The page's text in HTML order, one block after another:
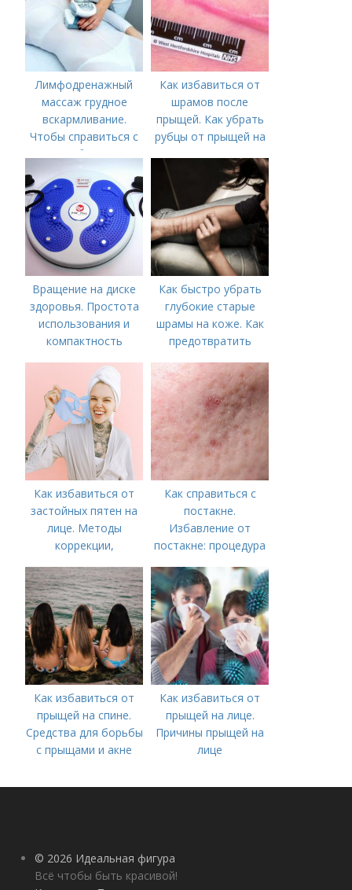
Лимфодренажный
массаж грудное
вскармливание.
Чтобы справиться с
нагрубанием,
необходимо
предпринять
следующие действия:
Как избавиться от
шрамов после
прыщей. Как убрать
рубцы от прыщей на
Вращение на диске
здоровья. Простота
использования и
компактность
Как быстро убрать
глубокие старые
шрамы на коже. Как
предотвратить
Как избавиться от
застойных пятен на
лице. Методы
коррекции,
акне и удаления
рубцов и шрамов
постакне
Как справиться с
постакне.
Избавление от
постакне: процедура
Как избавиться от
прыщей на спине.
Средства для борьбы
с прыщами и акне
Как избавиться от
прыщей на лице.
Причины прыщей на
лице
© 2026 Идеальная фигура
Всё чтобы быть красивой!